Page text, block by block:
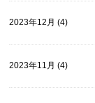
2023年12月 (4)
2023年11月 (4)